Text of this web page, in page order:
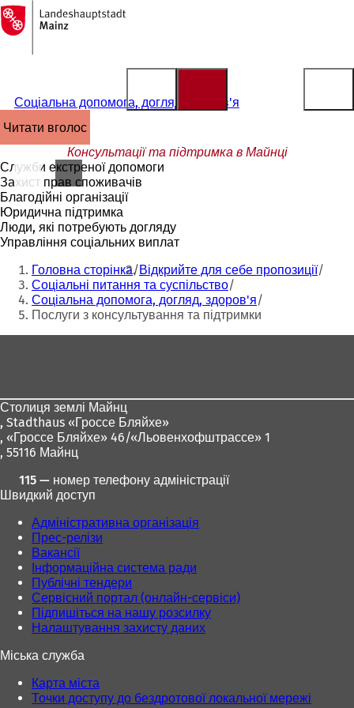
Перейти до змісту
На
головну
сторінку
Соціальна допомога, догляд, здоров'я
читати вголос
Консультації та підтримка в Майнці
Служби екстреної допомоги
Захист прав споживачів
Благодійні організації
Юридична підтримка
Люди, які потребують догляду
Управління соціальних виплат
Ти
тут:
Головна сторінка Відкрийте для себе пропозиції
Соціальні питання та суспільство
Соціальна допомога, догляд, здоров'я
Послуги з консультування та підтримки
Столиця землі Майнц
, Stadthaus «Гроссе Бляйхе»
, «Гроссе Бляйхе» 46/«Льовенхофштрассе» 1
, 55116 Майнц
115 — номер телефону адміністрації
Швидкий доступ
Адміністративна організація
Прес-релізи
Вакансії
Інформаційна система ради
Публічні тендери
Сервісний портал (онлайн-сервіси)
Підпишіться на нашу розсилку
Налаштування захисту даних
Міська служба
Карта міста
Точки доступу до бездротової локальної мережі